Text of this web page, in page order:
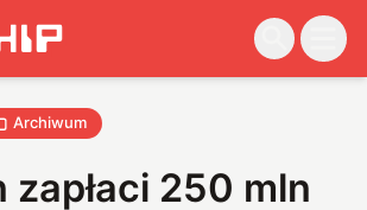
Archiwum
zapłaci 250 mln